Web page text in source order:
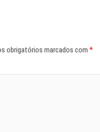
obrigatórios marcados com *